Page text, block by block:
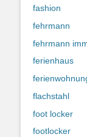
fashion
fehrmann
fehrmann
ferienhaus
flachstahl
foot locker
footlocker